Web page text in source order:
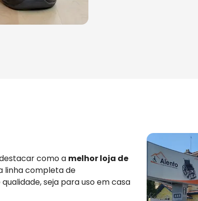
como a melhor loja de
linha completa de
seja para uso em casa